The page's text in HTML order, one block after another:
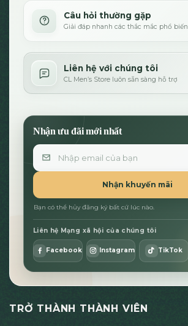
Câu hỏi thường gặp
Giải đáp nhanh các thắc mắc phổ biến
Liên hệ với chúng tôi
CL Men’s Store luôn sẵn sàng hỗ trợ
Nhận ưu đãi mới nhất
Email
Nhận khuyến mãi
Bạn có thể hủy đăng ký bất cứ lúc nào.
Liên hệ Mạng xã hội của chúng tôi
Facebook Instagram TikTok
TRỞ THÀNH THÀNH VIÊN